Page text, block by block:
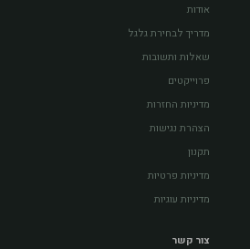
אודות
מדריך לבחירת גלגל
שאלות ותשובות
פרוייקטים
מדיניות החזרות
הצהרת נגישות
תקנון
מדיניות פרטיות
מדיניות עוגיות
צור קשר